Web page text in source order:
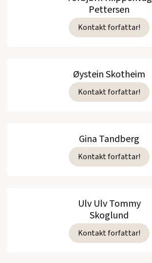
Pettersen
Kontakt forfattar!
Øystein Skotheim
Kontakt forfattar!
Gina Tandberg
Kontakt forfattar!
Ulv Ulv Tommy
Skoglund
Kontakt forfattar!